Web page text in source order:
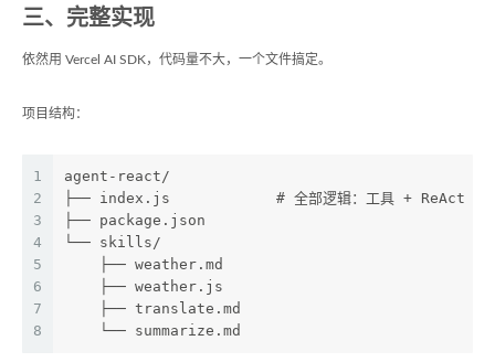
三、完整实现
依然用 Vercel AI SDK，代码量不大，一个文件搞定。
项目结构：
1
2
3
4
5
6
7
8
agent-react/
├── index.js            # 全部逻辑：工具 + ReAct 循
├── package.json
└── skills/
    ├── weather.md
    ├── weather.js
    ├── translate.md
    └── summarize.md